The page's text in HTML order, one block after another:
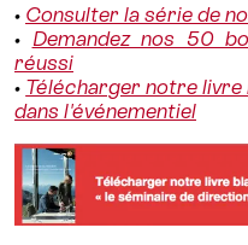
• Consulter la série de
• Demandez nos 50
réussi
• Télécharger notre
dans l'événementiel